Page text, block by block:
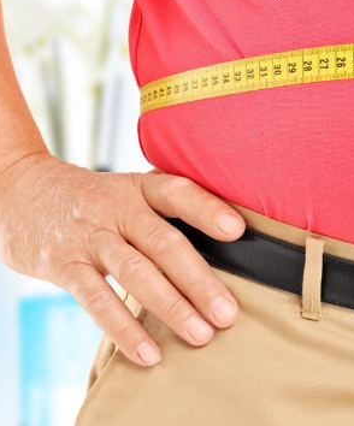
Les troubles du sommeil
modifient votre cerveau !
enfant est-il trop
sensible ou simplement
empathique ?
Bébés, jeunes enfants :
quelle trousse à
pharmacie pour les
vacances ?